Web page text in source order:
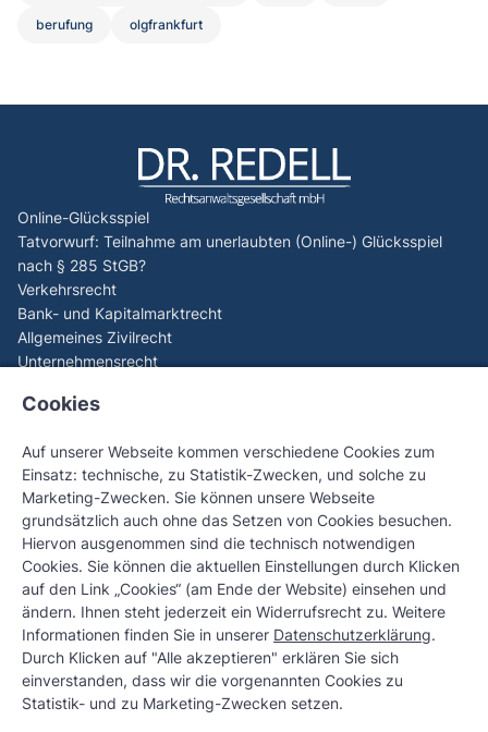
berufung olgfrankfurt
Online-Glücksspiel
Tatvorwurf: Teilnahme am unerlaubten (Online-) Glücksspiel
nach § 285 StGB?
Verkehrsrecht
Bank- und Kapitalmarktrecht
Allgemeines Zivilrecht
Unternehmensrecht
EuGH (C-440/23): Spieler können Verluste aus illegalem
EuGH-Generalanwalt sorgt für Paukenschlag beim Online-
Glücksspiel – C-530/24 Tipico Sportwetten
OLG Stuttgart stärkt Verbraucherrechte – Geld zurück bei
Verstoß gegen 1.000-€-Einzahlungslimit
OLG Karlsruhe stärkt Verbraucherrechte bei
Apple‑Pay‑Betrug
Checkliste: Vorzeitige Löschung erledigter negativer
SCHUFA-Einträge
Kontakt
Eupener Straße 67, 50933 Köln
rechtsanwalt@redell.com
Cookies
Auf unserer Webseite kommen verschiedene Cookies zum
Einsatz: technische, zu Statistik-Zwecken, und solche zu
Marketing-Zwecken. Sie können unsere Webseite
grundsätzlich auch ohne das Setzen von Cookies besuchen.
Hiervon ausgenommen sind die technisch notwendigen
Cookies. Sie können die aktuellen Einstellungen durch Klicken
auf den Link „Cookies“ (am Ende der Website) einsehen und
ändern. Ihnen steht jederzeit ein Widerrufsrecht zu. Weitere
Informationen finden Sie in unserer Datenschutzerklärung.
Durch Klicken auf "Alle akzeptieren" erklären Sie sich
einverstanden, dass wir die vorgenannten Cookies zu
Statistik- und zu Marketing-Zwecken setzen.